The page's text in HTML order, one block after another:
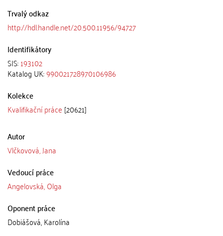
Trvalý odkaz
http://hdl.handle.net/20.500.11956/94727
Identifikátory
SIS:193102
Katalog UK:990021728970106986
Kolekce
Kvalifikační práce [20621]
Autor
Vlčkovová, Jana
Vedoucí práce
Angelovská, Olga
Oponent práce
Dobiášová, Karolína